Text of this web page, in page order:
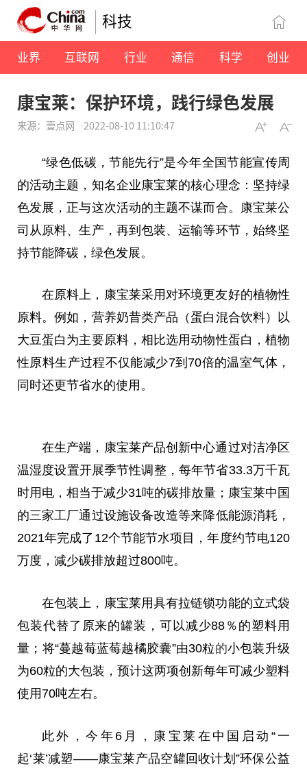
科技
业界 互联网 行业 通信 科学 创业
康宝莱：保护环境，践行绿色发展
来源：壹点网 2022-08-10 11:10:47
“绿色低碳，节能先行”是今年全国节能宣传周
的活动主题，知名企业康宝莱的核心理念：坚持绿
色发展，正与这次活动的主题不谋而合。康宝莱公
司从原料、生产，再到包装、运输等环节，始终坚
持节能降碳，绿色发展。
在原料上，康宝莱采用对环境更友好的植物性
原料。例如，营养奶昔类产品（蛋白混合饮料）以
大豆蛋白为主要原料，相比选用动物性蛋白，植物
性原料生产过程不仅能减少7到70倍的温室气体，
同时还更节省水的使用。
在生产端，康宝莱产品创新中心通过对洁净区
温湿度设置开展季节性调整，每年节省33.3万千瓦
时用电，相当于减少31吨的碳排放量；康宝莱中国
的三家工厂通过设施设备改造等来降低能源消耗，
2021年完成了12个节能节水项目，年度约节电120
万度，减少碳排放超过800吨。
在包装上，康宝莱用具有拉链锁功能的立式袋
包装代替了原来的罐装，可以减少88％的塑料用
量；将“蔓越莓蓝莓越橘胶囊”由30粒的小包装升级
为60粒的大包装，预计这两项创新每年可减少塑料
使用70吨左右。
此外，今年6月，康宝莱在中国启动“一
起‘莱’减塑——康宝莱产品空罐回收计划”环保公益